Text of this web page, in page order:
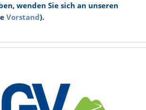
wenden Sie sich an unseren
Vorstand).